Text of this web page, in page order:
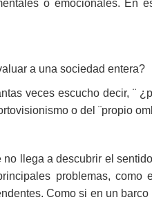
o emocionales. En
a una sociedad entera?
veces escucho decir, ¨
o del ¨propio
llega a descubrir el
problemas, como
Como si en un